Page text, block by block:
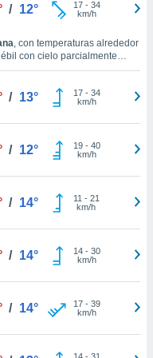
/ 12° 17- 34
km/h
, con temperaturas alrededor
con cielo parcialmente
22°C.Durante la noche, habrá
17 km/h
/ 13° 17- 34
km/h
/ 12° 19- 40
km/h
/ 14° 11 - 21
km/h
/ 14° 14- 30
km/h
/ 14° 17- 39
km/h
14- 31